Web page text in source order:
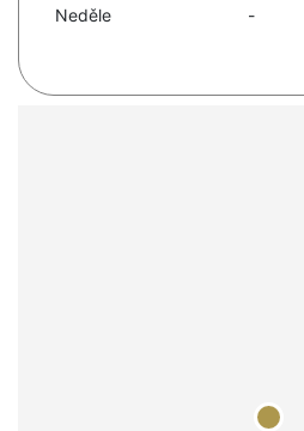
Neděle
-